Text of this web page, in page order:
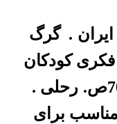
. گرگ
کودکان
رحلی .
برای